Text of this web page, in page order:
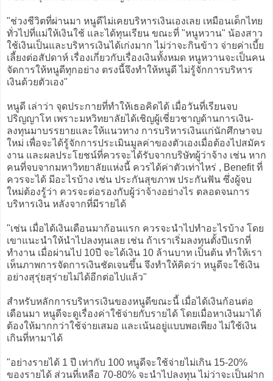
"ช่วงชีวิตที่ผ่านมา หนูดีไม่เคยบริหารเงินเองเลย เหมือนเด็กไทย
ทั่วไปที่แม่ให้เงินใช้ และได้ทุนเรียน ขณะที่ "หนูหวาน" น้องสาว
ใช้เงินเป็นและบริหารเงินได้เก่งมาก ไม่ว่าจะกินข้าว จ่ายค่าเบี้ย
เลี้ยงต่อสัปดาห์ เรื่องเกี่ยวกับเรื่องเงินทั้งหมด หนูหวานจะเป็นคน
จัดการให้หนูดีทุกอย่าง ตรงนี้จึงทำให้หนูดี ไม่รู้จักการบริหาร
เงินด้วยตัวเอง"
หนูดี เล่าว่า จุดประกายที่ทำให้เธอคิดได้ เมื่อวันที่เรียนจบ
ปริญญาโท เพราะมหวิทยาลัยได้เชิญผู้เชี่ยวชาญด้านการเงิน-
ลงทุนมาบรรยายและให้แนวทาง การบริหารเงินแก่นักศึกษาจบ
ใหม่ เพื่อจะได้รู้จักการประเมินมูลค่าของตัวเองเมื่อต้องไปสมัคร
งาน และผลประโยชน์ที่ควรจะได้รับจากบริษัทผู้ว่าจ้าง เช่น หาก
คนที่จบจากมหาวิทยาลัยแห่งนี้ ควรได้ค่าตัวเท่าไหร่ , Benefit ที่
ควรจะได้ มีอะไรบ้าง เช่น ประกันสุขภาพ ประกันฟัน ซึ่งผู้จบ
ใหม่ต้องรู้ว่า ควรจะต่อรองกับผู้ว่าจ้างอย่างไร ตลอดจนการ
บริหารเงิน หลังจากที่มีรายได้
"เช่น เมื่อได้เงินเดือนมาก้อนแรก ควรจะนำไปทำอะไรบ้าง โดย
เขาแนะนำให้นำไปลงทุนเลย เช่น ถ้าเราเริ่มลงทุนตั้งปีแรกที่
ทำงาน เมื่อผ่านไป 10ปี จะได้เงิน 10 ล้านบาท เป็นต้น ทำให้เรา
เห็นภาพการจัดการเงินชัดเจนขึ้น จึงทำให้คิดว่า หนูดีจะใช้เงิน
อย่างสุรุ่ยสุร่ายไม่ได้อีกต่อไปแล้ว"
สำหรับหลักการบริหารเงินของหนูดีขณะนี้ เมื่อได้เงินก้อนต่อ
เดือนมา หนูดีจะดูเรื่องค่าใช้จ่ายกับรายได้ โดยเมื่อหาเงินมาได้
ต้องให้มากกว่าใช้จ่ายเสมอ และเน้นอยู่แบบพอเพียง ไม่ใช้เงิน
เกินที่หามาได้
"อย่างรายได้ 1 ปี เท่ากับ 100 หนูดีจะใช้จ่ายไม่เกิน 15-20%
ของรายได้ ส่วนที่เหลือ 70-80% จะนำไปลงทุน ไม่ว่าจะเป็นฝาก